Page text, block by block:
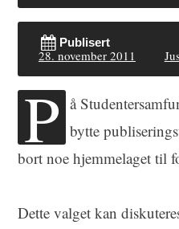
Publisert
28. november 2011
P å
bytte
bort noe hjemmelaget til
Dette valget kan